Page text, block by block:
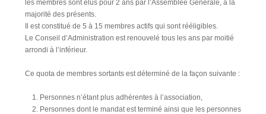
les membres sont élus pour 2 ans par l’Assemblée Générale, à la
majorité des présents.
Il est constitué de 5 à 15 membres actifs qui sont rééligibles.
Le Conseil d’Administration est renouvelé tous les ans par moitié
arrondi à l’inférieur.
Ce quota de membres sortants est déterminé de la façon suivante :
Personnes n’étant plus adhérentes à l’association,
Personnes dont le mandat est terminé ainsi que les personnes